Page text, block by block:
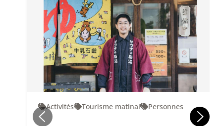
Activités Tourisme matinal Personnes